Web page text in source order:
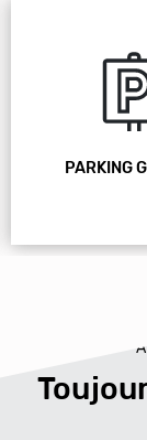
PARKING